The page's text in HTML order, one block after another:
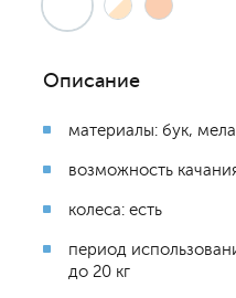
Описание
материалы: бук,
возможность
колеса: есть
период
до 20 кг